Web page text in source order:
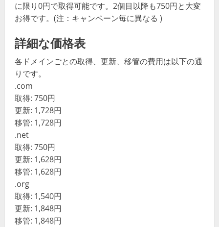
に限り0円で取得可能です。2個目以降も750円と大変
お得です。(注：キャンペーン毎に異なる )
詳細な価格表
各ドメインごとの取得、更新、移管の費用は以下の通
りです。
.com
取得: 750円
更新: 1,728円
移管: 1,728円
.net
取得: 750円
更新: 1,628円
移管: 1,628円
.org
取得: 1,540円
更新: 1,848円
移管: 1,848円